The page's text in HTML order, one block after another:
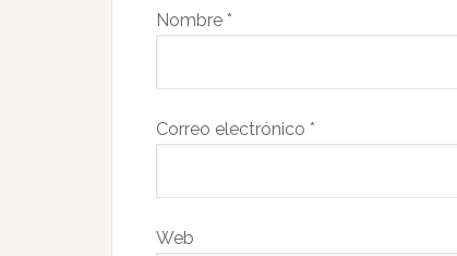
Nombre *
Correo electrónico *
Web